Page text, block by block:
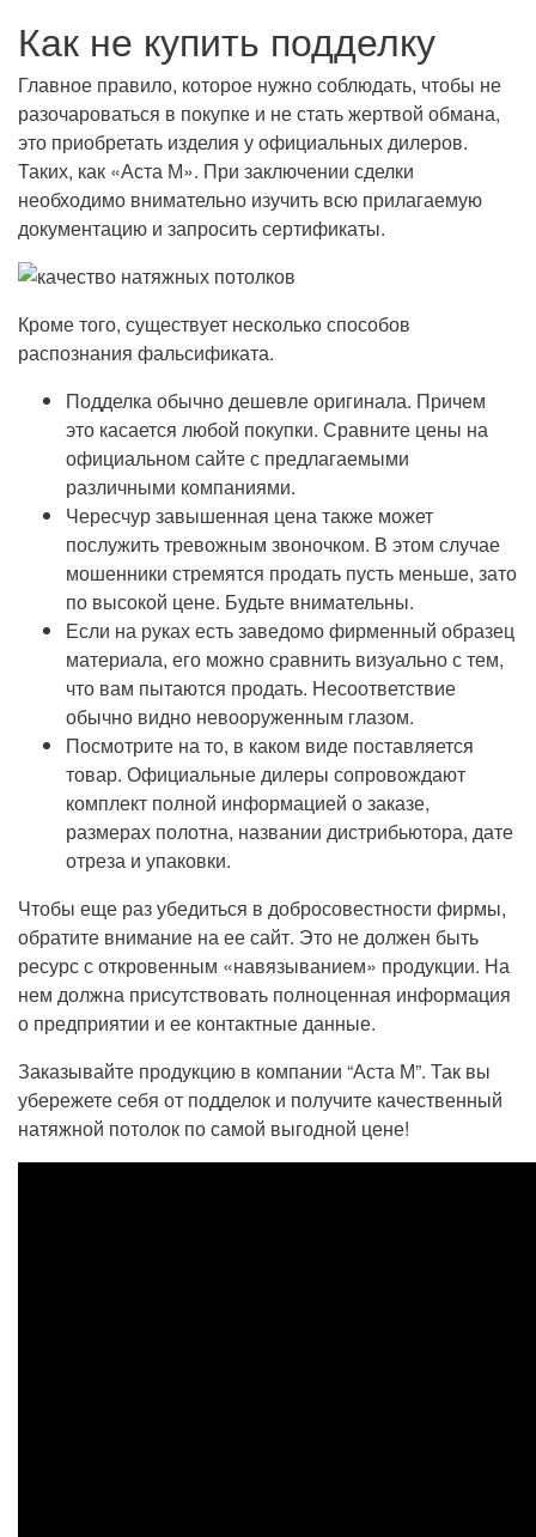
Как не купить подделку
Главное правило, которое нужно соблюдать, чтобы не
разочароваться в покупке и не стать жертвой обмана,
это приобретать изделия у официальных дилеров.
Таких, как «Аста М». При заключении сделки
необходимо внимательно изучить всю прилагаемую
документацию и запросить сертификаты.
Кроме того, существует несколько способов
распознания фальсификата.
Подделка обычно дешевле оригинала. Причем
это касается любой покупки. Сравните цены на
официальном сайте с предлагаемыми
различными компаниями.
Чересчур завышенная цена также может
послужить тревожным звоночком. В этом случае
мошенники стремятся продать пусть меньше, зато
по высокой цене. Будьте внимательны.
Если на руках есть заведомо фирменный образец
материала, его можно сравнить визуально с тем,
что вам пытаются продать. Несоответствие
обычно видно невооруженным глазом.
Посмотрите на то, в каком виде поставляется
товар. Официальные дилеры сопровождают
комплект полной информацией о заказе,
размерах полотна, названии дистрибьютора, дате
отреза и упаковки.
Чтобы еще раз убедиться в добросовестности фирмы,
обратите внимание на ее сайт. Это не должен быть
ресурс с откровенным «навязыванием» продукции. На
нем должна присутствовать полноценная информация
о предприятии и ее контактные данные.
Заказывайте продукцию в компании “Аста М”. Так вы
убережете себя от подделок и получите качественный
натяжной потолок по самой выгодной цене!